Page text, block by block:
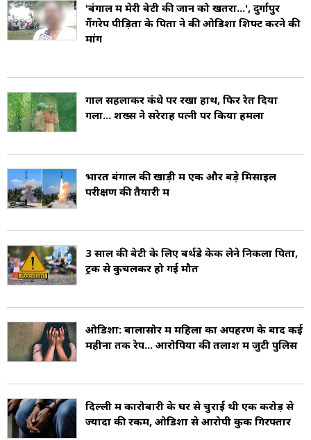
'बंगाल में मेरी बेटी की जान को खतरा...', दुर्गापुर
गैंगरेप पीड़िता के पिता ने की ओडिशा शिफ्ट करने की
मांग
गाल सहलाकर कंधे पर रखा हाथ, फिर रेत दिया
गला... शख्स ने सरेराह पत्नी पर किया हमला
भारत बंगाल की खाड़ी में एक और बड़े मिसाइल
परीक्षण की तैयारी में
3 साल की बेटी के लिए बर्थडे केक लेने निकला पिता,
ट्रक से कुचलकर हो गई मौत
ओडिशा: बालासोर में महिला का अपहरण के बाद कई
महीनों तक रेप... आरोपियों की तलाश में जुटी पुलिस
दिल्ली में कारोबारी के घर से चुराई थी एक करोड़ से
ज्यादा की रकम, ओडिशा से आरोपी कुक गिरफ्तार